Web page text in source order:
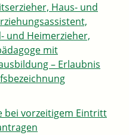
Haus- und
und Heimerzieher,
mit
– Erlaubnis
bei vorzeitigem Eintritt